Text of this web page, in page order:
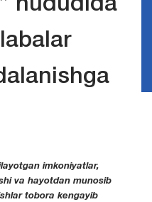
hududida
imkoniyatlar,
va hayotdan munosib
tobora kengayib